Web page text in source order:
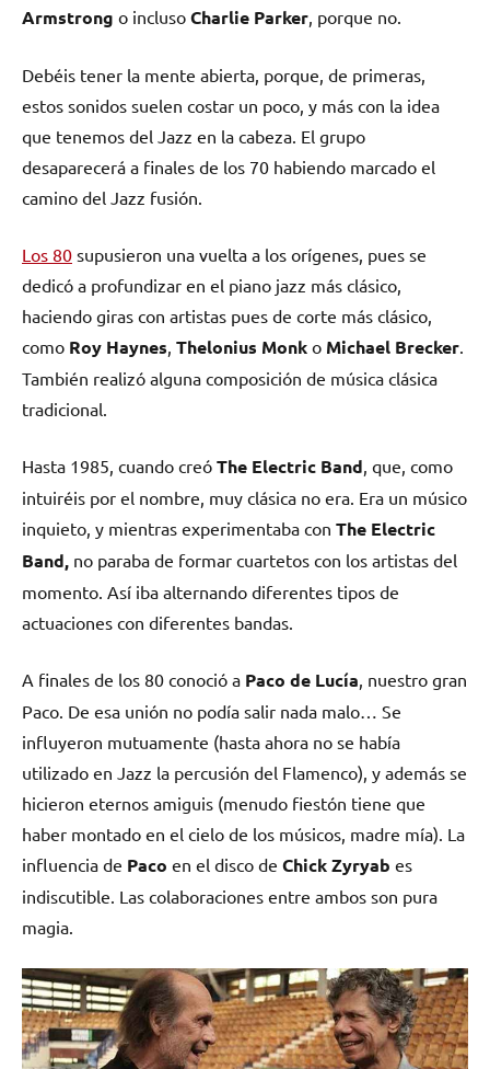
Armstrong o incluso Charlie Parker, porque no.
Debéis tener la mente abierta, porque, de primeras,
estos sonidos suelen costar un poco, y más con la idea
que tenemos del Jazz en la cabeza. El grupo
desaparecerá a finales de los 70 habiendo marcado el
camino del Jazz fusión.
Los 80 supusieron una vuelta a los orígenes, pues se
dedicó a profundizar en el piano jazz más clásico,
haciendo giras con artistas pues de corte más clásico,
como Roy Haynes, Thelonius Monk o Michael Brecker.
También realizó alguna composición de música clásica
tradicional.
Hasta 1985, cuando creó The Electric Band, que, como
intuiréis por el nombre, muy clásica no era. Era un músico
inquieto, y mientras experimentaba con The Electric
Band, no paraba de formar cuartetos con los artistas del
momento. Así iba alternando diferentes tipos de
actuaciones con diferentes bandas.
A finales de los 80 conoció a Paco de Lucía, nuestro gran
Paco. De esa unión no podía salir nada malo… Se
influyeron mutuamente (hasta ahora no se había
utilizado en Jazz la percusión del Flamenco), y además se
hicieron eternos amiguis (menudo fiestón tiene que
haber montado en el cielo de los músicos, madre mía). La
influencia de Paco en el disco de ChickZyryab es
indiscutible. Las colaboraciones entre ambos son pura
magia.